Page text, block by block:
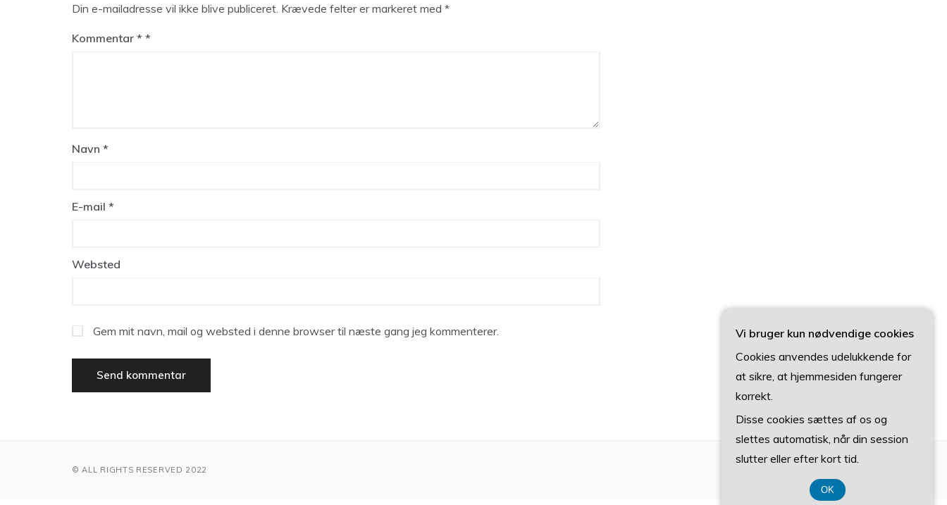
Din e-mailadresse vil ikke blive publiceret. Krævede felter er markeret med *
Kommentar *
Navn *
E-mail *
Websted
Gem mit navn, mail og websted i denne browser til næste gang jeg kommenterer.
© ALL RIGHTS RESERVED 2022
Vi bruger kun nødvendige cookies
Cookies anvendes udelukkende for
at sikre, at hjemmesiden fungerer
korrekt.
Disse cookies sættes af os og
slettes automatisk, når din session
slutter eller efter kort tid.
OK